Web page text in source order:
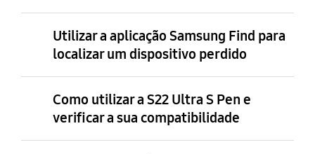
Utilizar a aplicação Samsung Find para
localizar um dispositivo perdido
Como utilizar a S22 Ultra S Pen e
verificar a sua compatibilidade